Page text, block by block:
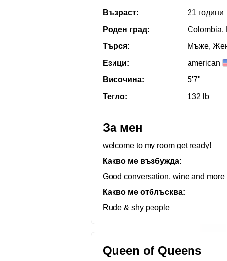
Възраст:
21 години
Роден град:
Colombia,
Търся:
Мъже,
Езици:
american
Височина:
5'7"
Тегло:
132 lb
За мен
welcome to my room get ready!
Какво ме възбужда:
Good conversation, wine and more
Какво ме отблъсква:
Rude & shy people
Queen of Queens